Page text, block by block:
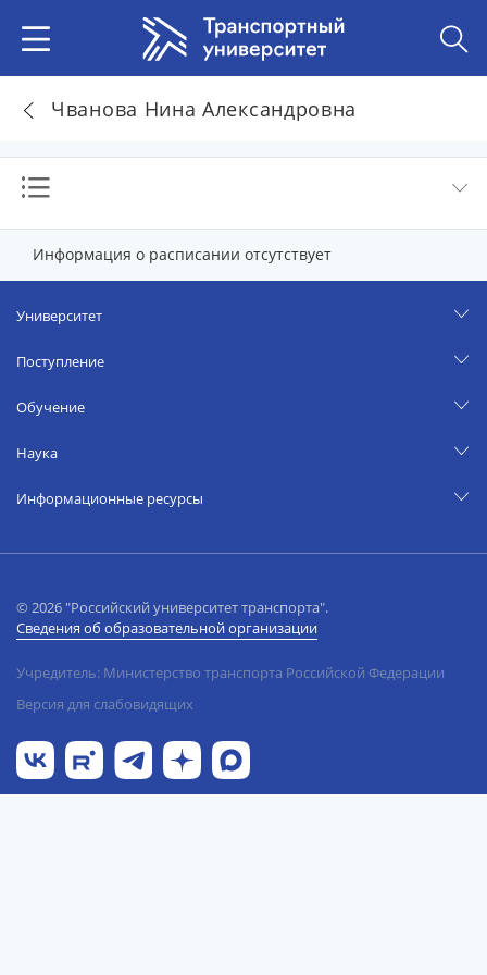
Чванова Нина Александровна
Информация о расписании отсутствует
Университет
Поступление
Обучение
Наука
Информационные ресурсы
© 2026 "Российский университет транспорта".
Сведения об образовательной организации
Учредитель: Министерство транспорта Российской Федерации
Версия для слабовидящих